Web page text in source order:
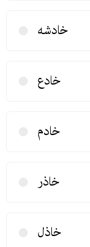
خادشه
خادع
خادم
خاذر
خاذل